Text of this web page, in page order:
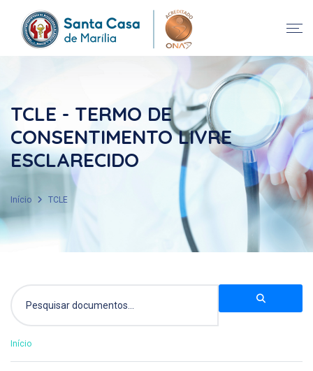
TCLE - TERMO DE
CONSENTIMENTO LIVRE
ESCLARECIDO
Início TCLE
Início